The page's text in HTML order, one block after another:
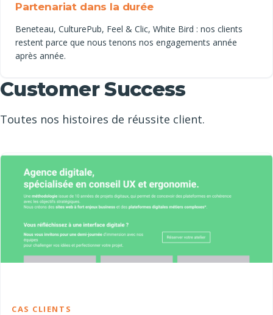
Partenariat dans la durée
Beneteau, CulturePub, Feel & Clic, White Bird : nos clients
restent parce que nous tenons nos engagements année
après année.
Customer Success
Toutes nos histoires de réussite client.
CAS CLIENTS